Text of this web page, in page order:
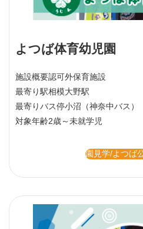
よつば体育幼児園
施設概要認可外保育施設
最寄り駅相模大野駅
最寄りバス停小沼（神奈中バス）
対象年齢2歳～未就学児
園見学/よつば